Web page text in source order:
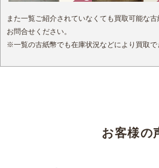
また一覧ご紹介されていなくても買取可能な
お問合せください。
※一覧の古紙幣でも在庫状況などにより買取で
お客様の